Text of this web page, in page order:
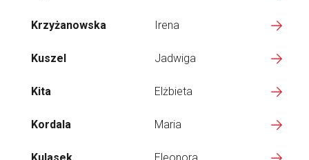
Krzyżanowska Irena
Kuszel Jadwiga
Kita Elżbieta
Kordala Maria